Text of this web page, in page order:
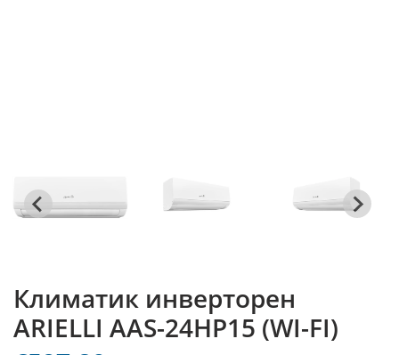
Климатик инверторен
ARIELLI AAS-24HP15 (WI-FI)